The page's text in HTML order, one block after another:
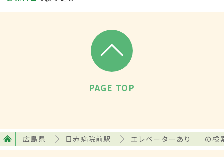
PAGE TOP
広島県 日赤病院前駅 エレベーターあり の検